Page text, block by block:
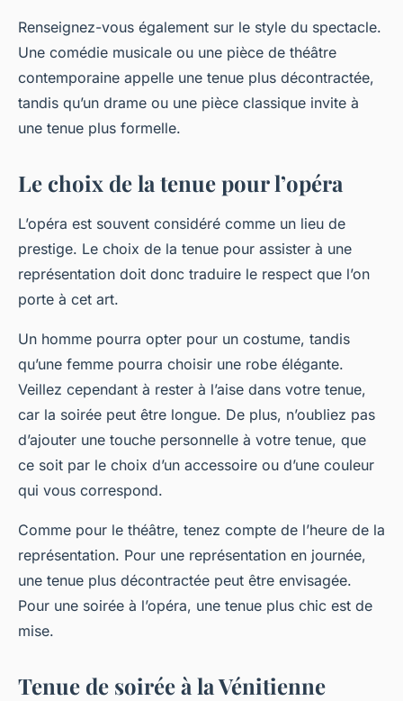
Renseignez-vous également sur le style du spectacle.
Une comédie musicale ou une pièce de théâtre
contemporaine appelle une tenue plus décontractée,
tandis qu’un drame ou une pièce classique invite à
une tenue plus formelle.
Le choix de la tenue pour l’opéra
L’opéra est souvent considéré comme un lieu de
prestige. Le choix de la tenue pour assister à une
représentation doit donc traduire le respect que l’on
porte à cet art.
Un homme pourra opter pour un costume, tandis
qu’une femme pourra choisir une robe élégante.
Veillez cependant à rester à l’aise dans votre tenue,
car la soirée peut être longue. De plus, n’oubliez pas
d’ajouter une touche personnelle à votre tenue, que
ce soit par le choix d’un accessoire ou d’une couleur
qui vous correspond.
Comme pour le théâtre, tenez compte de l’heure de la
représentation. Pour une représentation en journée,
une tenue plus décontractée peut être envisagée.
Pour une soirée à l’opéra, une tenue plus chic est de
mise.
Tenue de soirée à la Vénitienne